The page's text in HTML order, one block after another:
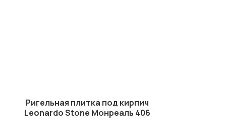
Ригельная плитка под кирпич
Leonardo Stone Монреаль 406